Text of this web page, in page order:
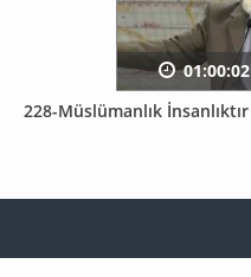
228-Müslümanlık İnsanlıktır
01:00:02